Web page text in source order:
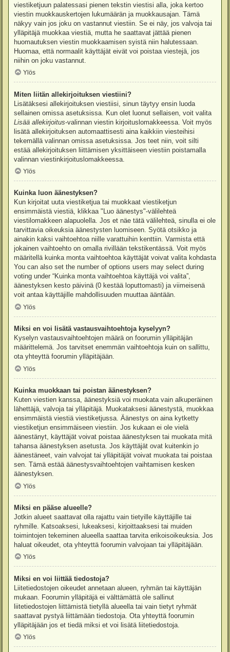
viestiketjuun palatessasi pienen tekstin viestisi alla, joka kertoo
viestin muokkauskertojen lukumäärän ja muokkausajan. Tämä
näkyy vain jos joku on vastannut viestiin. Se ei näy, jos valvoja tai
ylläpitäjä muokkaa viestiä, mutta he saattavat jättää pienen
huomautuksen viestin muokkaamisen syistä niin halutessaan.
Huomaa, että normaalit käyttäjät eivät voi poistaa viestejä, jos
niihin on joku vastannut.
Ylös
Miten liitän allekirjoituksen viestiini?
Lisätäksesi allekirjoituksen viestiisi, sinun täytyy ensin luoda
sellainen omissa asetuksissa. Kun olet luonut sellaisen, voit valita
Lisää allekirjoitus-valinnan viestin kirjoituslomakkeessa. Voit myös
lisätä allekirjoituksen automaattisesti aina kaikkiin viesteihisi
tekemällä valinnan omissa asetuksissa. Jos teet niin, voit silti
estää allekirjoituksen liittämisen yksittäiseen viestiin poistamalla
valinnan viestinkirjoituslomakkeessa.
Ylös
Kuinka luon äänestyksen?
Kun kirjoitat uuta viestiketjua tai muokkaat viestiketjun
ensimmäistä viestiä, klikkaa "Luo äänestys"-välilehteä
viestilomakkeen alapuolella. Jos et näe tätä välilehteä, sinulla ei ole
tarvittavia oikeuksia äänestysten luomiseen. Syötä otsikko ja
ainakin kaksi vaihtoehtoa niille varattuihin kenttiin. Varmista että
jokainen vaihtoehto on omalla rivillään tekstikentässä. Voit myös
määritellä kuinka monta vaihtoehtoa käyttäjät voivat valita kohdasta
You can also set the number of options users may select during
voting under “Kuinka monta vaihtoehtoa käyttäjä voi valita”,
äänestyksen kesto päivinä (0 kestää loputtomasti) ja viimeisenä
voit antaa käyttäjille mahdollisuuden muuttaa ääntään.
Ylös
Miksi en voi lisätä vastausvaihtoehtoja kyselyyn?
Kyselyn vastausvaihtoehtojen määrä on foorumin ylläpitäjän
määrittelemä. Jos tarvitset enemmän vaihtoehtoja kuin on sallittu,
ota yhteyttä foorumin ylläpitäjään.
Ylös
Kuinka muokkaan tai poistan äänestyksen?
Kuten viestien kanssa, äänestyksiä voi muokata vain alkuperäinen
lähettäjä, valvoja tai ylläpitäjä. Muokataksesi äänestystä, muokkaa
ensimmäistä viestiä viestiketjussa. Äänestys on aina kytketty
viestiketjun ensimmäiseen viestiin. Jos kukaan ei ole vielä
äänestänyt, käyttäjät voivat poistaa äänestyksen tai muokata mitä
tahansa äänestyksen asetusta. Jos käyttäjät ovat kuitenkin jo
äänestäneet, vain valvojat tai ylläpitäjät voivat muokata tai poistaa
sen. Tämä estää äänestysvaihtoehtojen vaihtamisen kesken
äänestyksen.
Ylös
Miksi en pääse alueelle?
Jotkin alueet saattavat olla rajattu vain tietyille käyttäjille tai
ryhmille. Katsoaksesi, lukeaksesi, kirjoittaaksesi tai muiden
toimintojen tekeminen alueella saattaa tarvita erikoisoikeuksia. Jos
haluat oikeudet, ota yhteyttä foorumin valvojaan tai ylläpitäjään.
Ylös
Miksi en voi liittää tiedostoja?
Liitetiedostojen oikeudet annetaan alueen, ryhmän tai käyttäjän
mukaan. Foorumin ylläpitäjä ei välttämättä ole sallinut
liitetiedostojen liittämistä tietyllä alueella tai vain tietyt ryhmät
saattavat pystyä liittämään tiedostoja. Ota yhteyttä foorumin
ylläpitäjään jos et tiedä miksi et voi lisätä liitetiedostoja.
Ylös